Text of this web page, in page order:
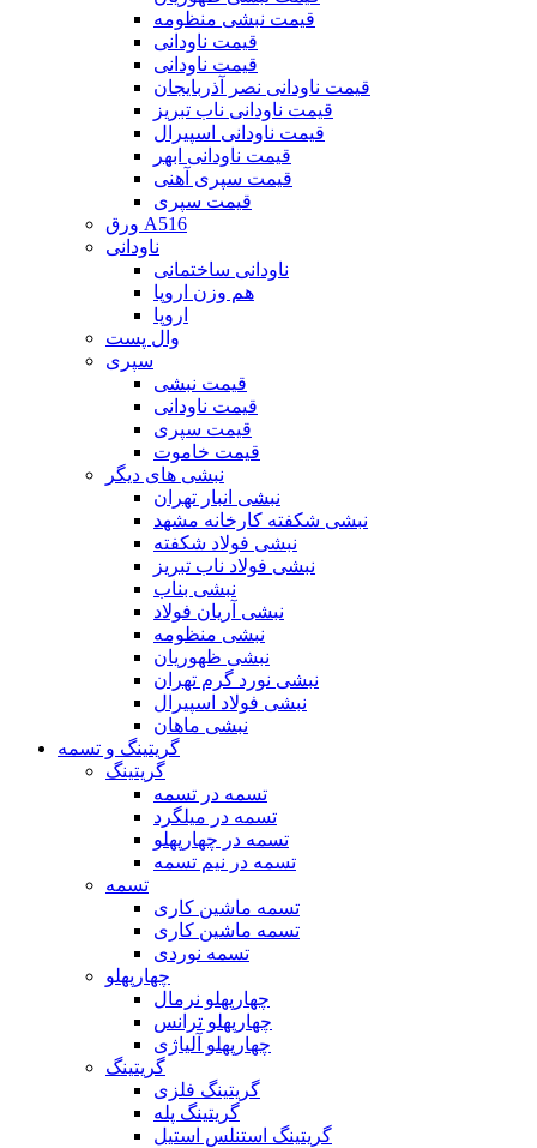
قیمت نبشی منظومه
قیمت ناودانی
قیمت ناودانی
قیمت ناودانی نصر آذربایجان
قیمت ناودانی ناب تبریز
قیمت ناودانی اسپیرال
قیمت ناودانی ابهر
قیمت سپری آهنی
قیمت سپری
ورق A516
ناودانی
ناودانی ساختمانی
هم وزن اروپا
اروپا
وال پست
سپری
قیمت نبشی
قیمت ناودانی
قیمت سپری
قیمت خاموت
نبشی های دیگر
نبشی انبار تهران
نبشی شکفته کارخانه مشهد
نبشی فولاد شکفته
نبشی فولاد ناب تبریز
نبشی بناب
نبشی آریان فولاد
نبشی منظومه
نبشی ظهوریان
نبشی نورد گرم تهران
نبشی فولاد اسپیرال
نبشی ماهان
گریتینگ و تسمه
گریتینگ
تسمه در تسمه
تسمه در میلگرد
تسمه در چهارپهلو
تسمه در نیم تسمه
تسمه
تسمه ماشین کاری
تسمه ماشین کاری
تسمه نوردی
چهارپهلو
چهارپهلو نرمال
چهارپهلو ترانس
چهارپهلو آلیاژی
گریتینگ
گریتینگ فلزی
گریتینگ پله
گریتینگ استنلس استیل